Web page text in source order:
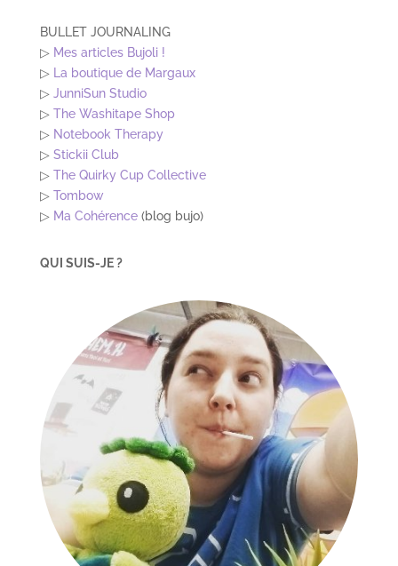
BULLET JOURNALING
▷ Mes articles Bujoli !
▷ La boutique de Margaux
▷ JunniSun Studio
▷ The Washitape Shop
▷ Notebook Therapy
▷ Stickii Club
▷ The Quirky Cup Collective
▷ Tombow
▷ Ma Cohérence(blog bujo)
QUI SUIS-JE ?